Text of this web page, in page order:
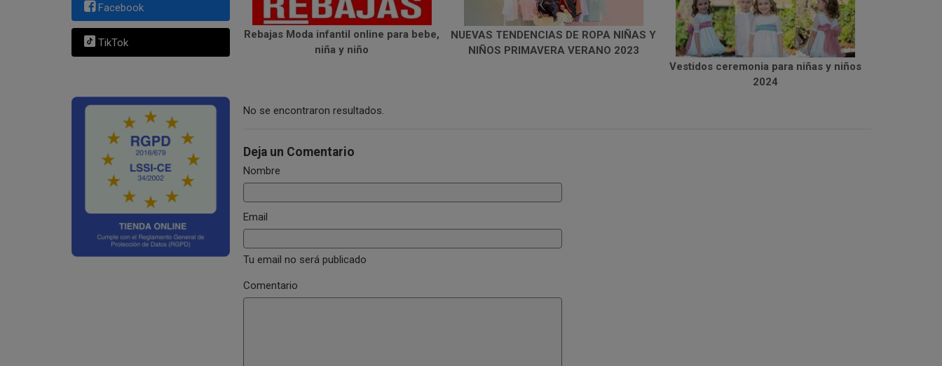
Facebook
TikTok
Rebajas Moda infantil online para bebe,
niña y niño
NUEVAS TENDENCIAS DE ROPA NIÑAS Y
NIÑOS PRIMAVERA VERANO 2023
Vestidos ceremonia para niñas y niños
2024
No se encontraron resultados.
Deja un Comentario
Nombre
Email
Tu email no será publicado
Comentario